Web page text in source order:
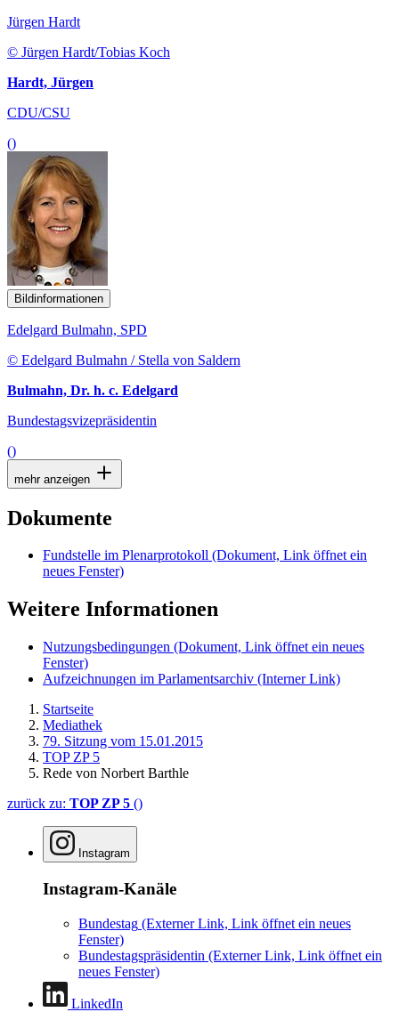
Jürgen Hardt
© Jürgen Hardt/Tobias Koch
Hardt, Jürgen
CDU/CSU
()
Bildinformationen
Edelgard Bulmahn, SPD
© Edelgard Bulmahn / Stella von Saldern
Bulmahn, Dr. h. c. Edelgard
Bundestagsvizepräsidentin
()
mehr anzeigen
Dokumente
Fundstelle im Plenarprotokoll (Dokument, Link öffnet ein
neues Fenster)
Weitere Informationen
Nutzungsbedingungen (Dokument, Link öffnet ein neues
Fenster)
Aufzeichnungen im Parlamentsarchiv (Interner Link)
Startseite
Mediathek
79. Sitzung vom 15.01.2015
TOP ZP 5
Rede von Norbert Barthle
zurück zu: TOP ZP 5 ()
Instagram
Instagram-Kanäle
Bundestag (Externer Link, Link öffnet ein neues
Fenster)
Bundestagspräsidentin (Externer Link, Link öffnet ein
neues Fenster)
LinkedIn